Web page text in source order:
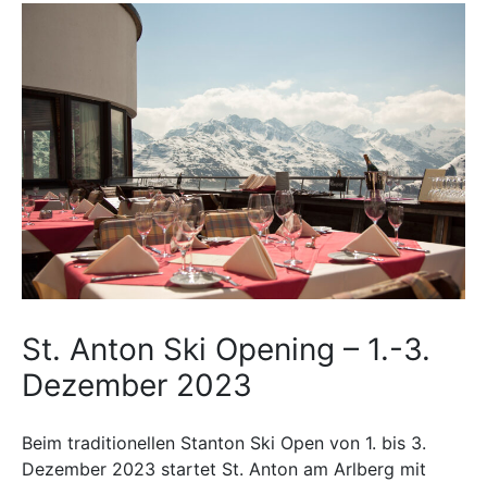
St. Anton Ski Opening – 1.-3.
Dezember 2023
Beim traditionellen Stanton Ski Open von 1. bis 3.
Dezember 2023 startet St. Anton am Arlberg mit